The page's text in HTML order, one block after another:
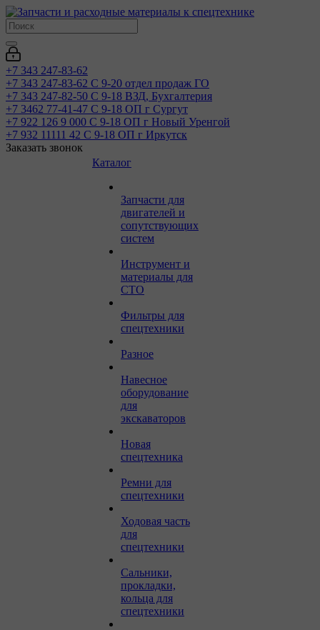
+7 343 247-83-62
+7 343 247-83-62 С 9-20 отдел продаж ГО
+7 343 247-82-50 С 9-18 ВЗД, Бухгалтерия
+7 3462 77-41-47 С 9-18 ОП г Сургут
+7 922 126 9 000 С 9-18 ОП г Новый Уренгой
+7 932 11111 42 С 9-18 ОП г Иркутск
Заказать звонок
Каталог
Запчасти для
двигателей и
сопутствующих
систем
Инструмент и
материалы для
СТО
Фильтры для
спецтехники
Разное
Навесное
оборудование
для
экскаваторов
Новая
спецтехника
Ремни для
спецтехники
Ходовая часть
для
спецтехники
Сальники,
прокладки,
кольца для
спецтехники